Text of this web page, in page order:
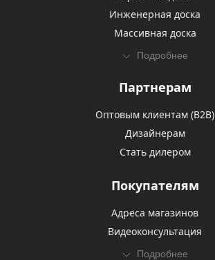
Инженерная доска
Массивная доска
Подробнее
Партнерам
Оптовым клиентам (В2В)
Дизайнерам
Стать дилером
Покупателям
Адреса магазинов
Видеоконсультация
Подробнее